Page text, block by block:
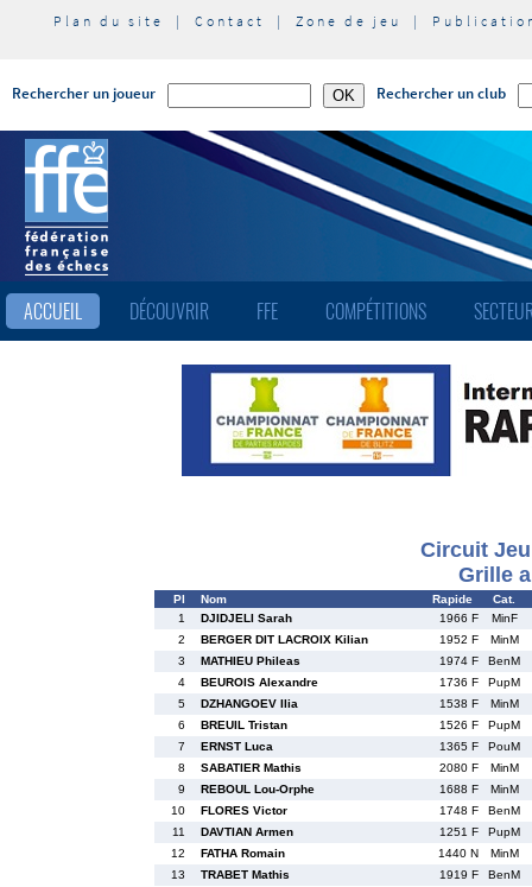
Plan du site | Contact | Zone de jeu |
Rechercher un joueur Rechercher un club
ACCUEIL DÉCOUVRIR FFE COMPÉTITIONS
Circuit
Grille
Pl Nom Rapide
Cat.
1
DJIDJELI Sarah 1966 F
MinF
2
BERGER DIT LACROIX Kilian 1952 F
MinM
3
MATHIEU Phileas 1974 F
BenM
4
BEUROIS Alexandre 1736 F
PupM
5
DZHANGOEV Ilia 1538 F
MinM
6
BREUIL Tristan 1526 F
PupM
7
ERNST Luca 1365 F
PouM
8
SABATIER Mathis 2080 F
MinM
9
REBOUL Lou-Orphe 1688 F
MinM
10
FLORES Victor 1748 F
BenM
11
DAVTIAN Armen 1251 F
PupM
12
FATHA Romain 1440 N
MinM
13
TRABET Mathis 1919 F
BenM